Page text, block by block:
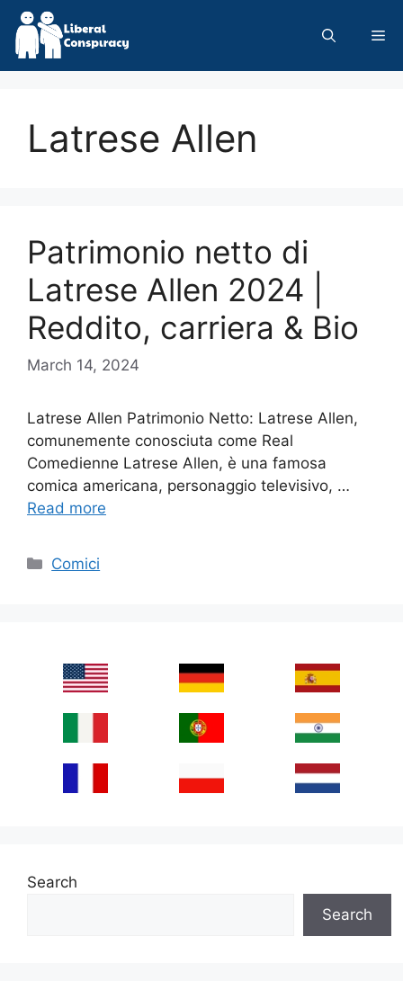
Skip
content
Latrese Allen
Patrimonio netto di
Latrese Allen 2024 |
Reddito, carriera & Bio
March 14, 2024
Latrese Allen Patrimonio Netto: Latrese Allen,
comunemente conosciuta come Real
Comedienne Latrese Allen, è una famosa
comica americana, personaggio televisivo, …
Read more
Categories
Comici
Search
Search